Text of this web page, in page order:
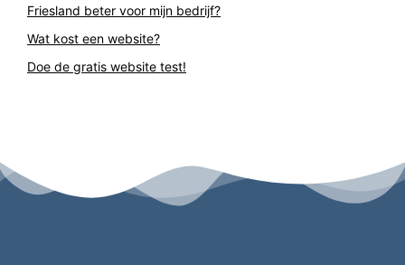
Friesland beter voor mijn bedrijf?
Wat kost een website?
Doe de gratis website test!